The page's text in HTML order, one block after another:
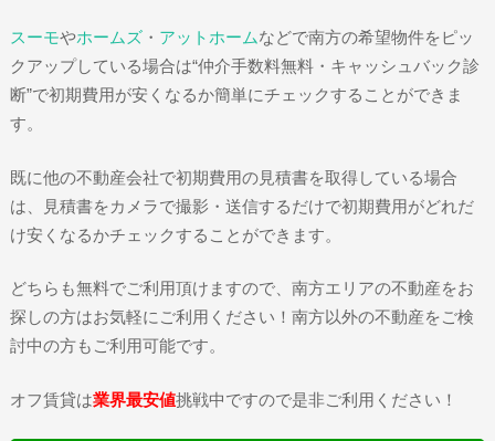
スーモやホームズ・ アットホームなどで南方の希望物件をピッ
クアップしている場合は“仲介手数料無料・キャッシュバック診
断”で初期費用が安くなるか簡単にチェックすることができま
す。
既に他の不動産会社で初期費用の見積書を取得している場合
は、見積書をカメラで撮影・送信するだけで初期費用がどれだ
け安くなるかチェックすることができます。
どちらも無料でご利用頂けますので、南方エリアの不動産をお
探しの方はお気軽にご利用ください！南方以外の不動産をご検
討中の方もご利用可能です。
オフ賃貸は業界最安値挑戦中ですので是非ご利用ください！